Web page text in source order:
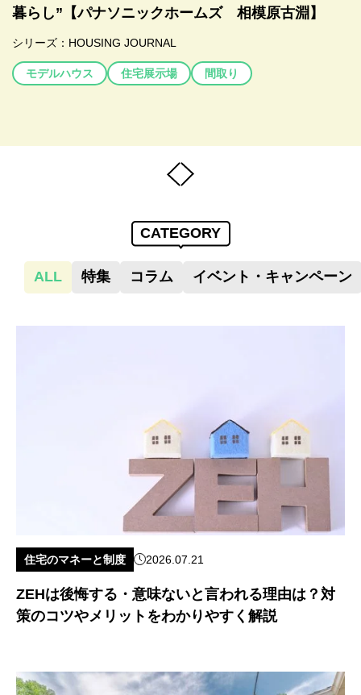
い流れから抑えるポイントを初心者向けに解説
お金･ローン マイホーム
段取り
注文住宅
い、メリット・デメリットを徹底解説
お金･ローン メリットデメリット
段取り
金利
暮らし”【パナソニックホームズ 相模原古淵】
シリーズ： HOUSING JOURNAL
モデルハウス 住宅展示場 間取り
ープ「ザ・シーズン」が描く上質な住まいの景観
【セキスイファミエス 大宮北】
シリーズ：HOUSING JOURNAL
補助金・税制優遇の動きを見据えて考えるマネープ
ラン
お金･ローン 税金 金利
リットを紹介【間取り図】
に！住宅ローン減税は継続へ
シリーズ： 税制改正大綱
住宅ローン減税 子育てエコホーム支援事業
上尾】
シリーズ： HOUSING JOURNAL
モデルハウス 暮らし 間取り
浦和】
シリーズ： HOUSING JOURNAL
モデルハウス 暮らし 間取り
きたいポイントも紹介
デザイン マイホーム
CATEGORY
ALL 特集 コラム イベント・キャンペーン
住宅のマネーと制度 2026.07.21
ZEHは後悔する・意味ないと言われる理由は？対
策のコツやメリットをわかりやすく解説